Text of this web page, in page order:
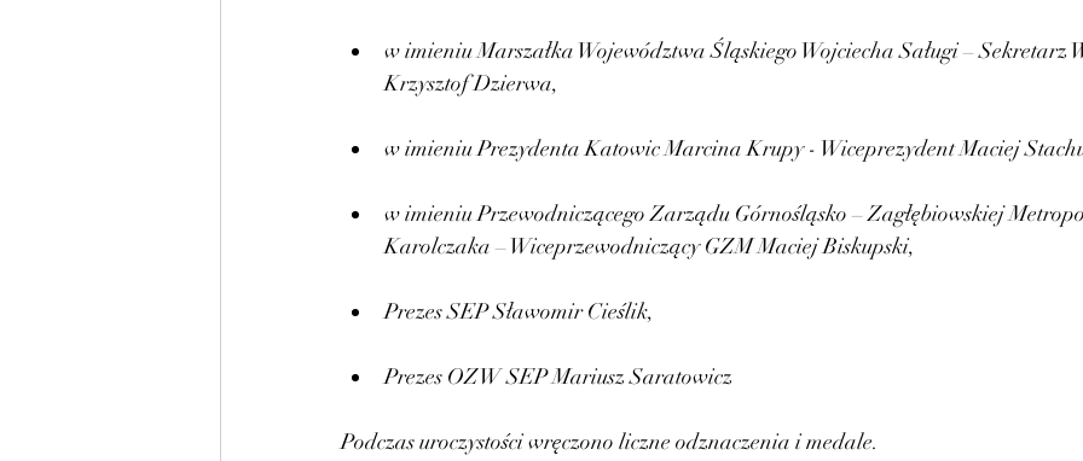
w imieniu Marszałka Województwa Śląskiego Wojciecha Saługi – Sekretarz
Krzysztof Dzierwa,
w imieniu Prezydenta Katowic Marcina Krupy - Wiceprezydent Maciej
w imieniu Przewodniczącego Zarządu Górnośląsko – Zagłębiowskiej
Karolczaka – Wiceprzewodniczący GZM Maciej Biskupski,
Prezes SEP Sławomir Cieślik,
Prezes OZW SEP Mariusz Saratowicz
Podczas uroczystości wręczono liczne odznaczenia i medale.